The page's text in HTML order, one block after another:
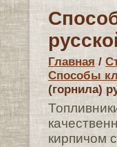
Главная /
Способы
(горнила)
кирпичом